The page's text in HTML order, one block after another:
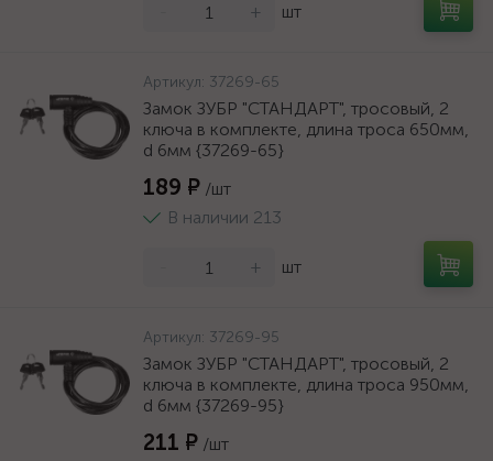
+ шт
Артикул: 37269-65
Замок ЗУБР "СТАНДАРТ", тросовый, 2
ключа в комплекте, длина троса 650мм,
d 6мм {37269-65}
189 ₽ /шт
В наличии 213
+ шт
Артикул: 37269-95
Замок ЗУБР "СТАНДАРТ", тросовый, 2
ключа в комплекте, длина троса 950мм,
d 6мм {37269-95}
211 ₽ /шт